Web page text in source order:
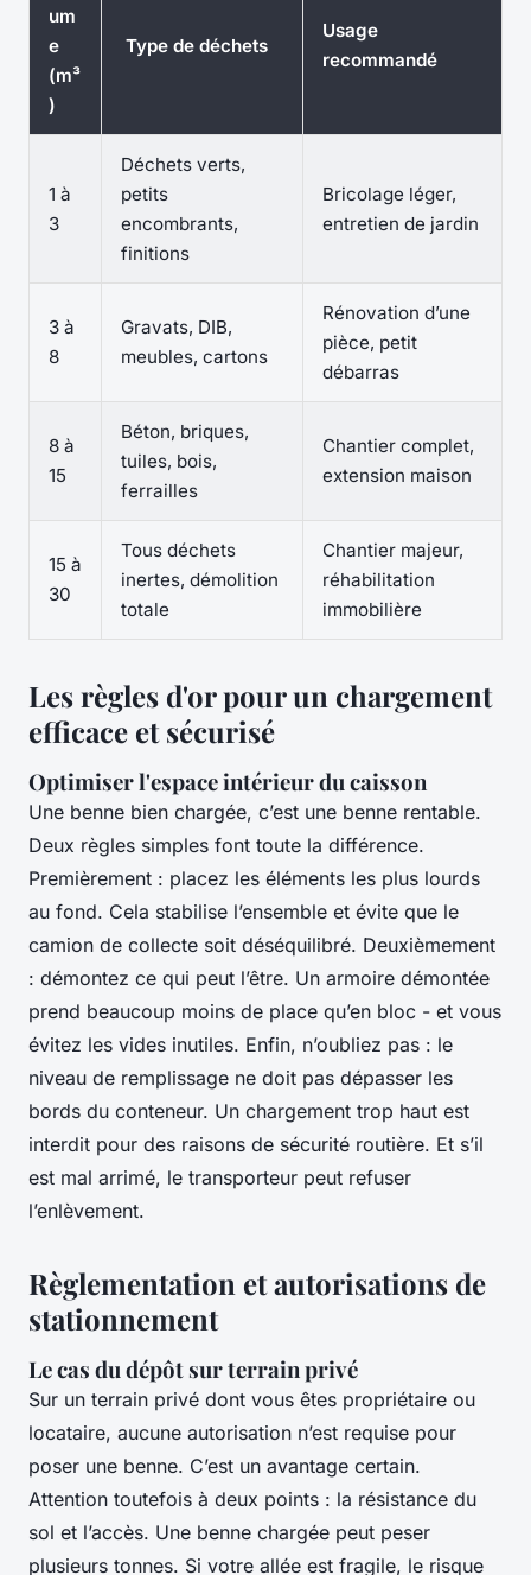
um
e
(m³
)
Type de déchets
Usage
recommandé
1 à
3
Déchets verts,
petits
encombrants,
finitions
Bricolage léger,
entretien de jardin
3 à
8
Gravats, DIB,
meubles, cartons
Rénovation d’une
pièce, petit
débarras
8 à
15
Béton, briques,
tuiles, bois,
ferrailles
Chantier complet,
extension maison
15 à
30
Tous déchets
inertes, démolition
totale
Chantier majeur,
réhabilitation
immobilière
Les règles d'or pour un chargement
efficace et sécurisé
Optimiser l'espace intérieur du caisson
Une benne bien chargée, c’est une benne rentable.
Deux règles simples font toute la différence.
Premièrement : placez les éléments les plus lourds
au fond. Cela stabilise l’ensemble et évite que le
camion de collecte soit déséquilibré. Deuxièmement
: démontez ce qui peut l’être. Un armoire démontée
prend beaucoup moins de place qu’en bloc - et vous
évitez les vides inutiles. Enfin, n’oubliez pas : le
niveau de remplissage ne doit pas dépasser les
bords du conteneur. Un chargement trop haut est
interdit pour des raisons de sécurité routière. Et s’il
est mal arrimé, le transporteur peut refuser
l’enlèvement.
Règlementation et autorisations de
stationnement
Le cas du dépôt sur terrain privé
Sur un terrain privé dont vous êtes propriétaire ou
locataire, aucune autorisation n’est requise pour
poser une benne. C’est un avantage certain.
Attention toutefois à deux points : la résistance du
sol et l’accès. Une benne chargée peut peser
plusieurs tonnes. Si votre allée est fragile, le risque